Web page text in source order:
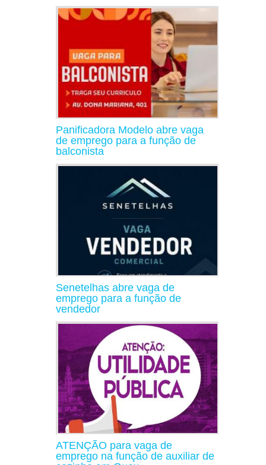
Panificadora Modelo abre vaga
de emprego para a função de
balconista
Senetelhas abre vaga de
emprego para a função de
vendedor
ATENÇÃO para vaga de
emprego na função de auxiliar de